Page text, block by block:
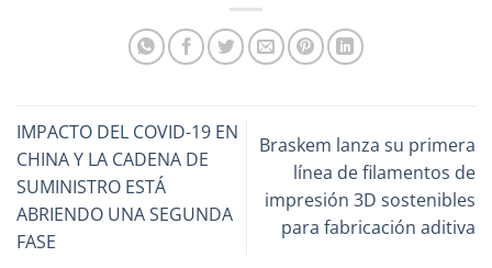
IMPACTO DEL COVID-19 EN
CHINA Y LA CADENA DE
SUMINISTRO ESTÁ
ABRIENDO UNA SEGUNDA
FASE
Braskem lanza su primera
línea de filamentos de
impresión 3D sostenibles
para fabricación aditiva